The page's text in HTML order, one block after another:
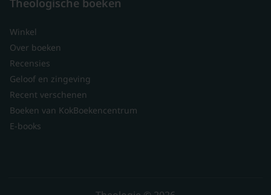
Theologische boeken
Winkel
Over boeken
Recensies
Geloof en zingeving
Recent verschenen
Boeken van KokBoekencentrum
E-books